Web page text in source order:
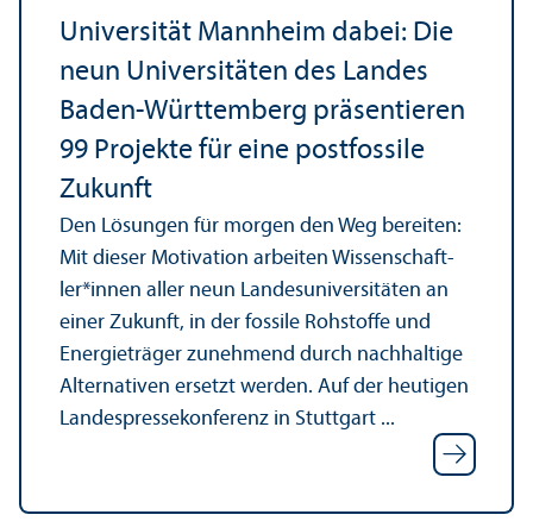
Universität Mannheim dabei: Die
neun Universitäten des Landes
Baden-Württemberg präsentieren
99 Projekte für eine postfossile
Zukunft
Den Lösungen für morgen den Weg bereiten:
Mit dieser Motivation arbeiten Wissenschaft­
ler*innen aller neun Landes­universitäten an
einer Zukunft, in der fossile Rohstoffe und
Energieträger zunehmend durch nachhaltige
Alternativen ersetzt werden. Auf der heutigen
Landes­pressekonferenz in Stuttgart ...